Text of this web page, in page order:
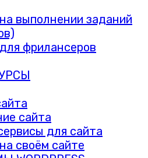
выполнении заданий
фрилансеров
сайта
для сайта
своём сайте